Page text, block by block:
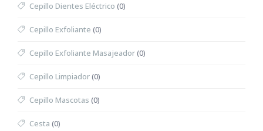
Cepillo Dientes Eléctrico (0)
Cepillo Exfoliante (0)
Cepillo Exfoliante Masajeador(0)
Cepillo Limpiador(0)
Cepillo Mascotas (0)
Cesta (0)